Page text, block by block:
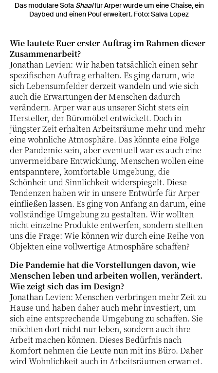
Das modulare Sofa Shaalfür Arper wurde um eine Chaise, ein
Daybed und einen Pouf erweitert. Foto: Salva Lopez
Wie lautete Euer erster Auftrag im Rahmen dieser
Zusammenarbeit?
Jonathan Levien: Wir haben tatsächlich einen sehr
spezifischen Auftrag erhalten. Es ging darum, wie
sich Lebensumfelder derzeit wandeln und wie sich
auch die Erwartungen der Menschen dadurch
verändern. Arper war aus unserer Sicht stets ein
Hersteller, der Büromöbel entwickelt. Doch in
jüngster Zeit erhalten Arbeitsräume mehr und mehr
eine wohnliche Atmosphäre. Das könnte eine Folge
der Pandemie sein, aber eventuell war es auch eine
unvermeidbare Entwicklung. Menschen wollen eine
entspanntere, komfortable Umgebung, die
Schönheit und Sinnlichkeit widerspiegelt. Diese
Tendenzen haben wir in unsere Entwürfe für Arper
einfließen lassen. Es ging von Anfang an darum, eine
vollständige Umgebung zu gestalten. Wir wollten
nicht einzelne Produkte entwerfen, sondern stellten
uns die Frage: Wie können wir durch eine Reihe von
Objekten eine vollwertige Atmosphäre schaffen?
Die Pandemie hat die Vorstellungen davon, wie
Menschen leben und arbeiten wollen, verändert.
Wie zeigt sich das im Design?
Jonathan Levien: Menschen verbringen mehr Zeit zu
Hause und haben daher auch mehr investiert, um
sich eine entsprechende Umgebung zu schaffen. Sie
möchten dort nicht nur leben, sondern auch ihre
Arbeit machen können. Dieses Bedürfnis nach
Komfort nehmen die Leute nun mit ins Büro. Daher
wird Wohnlichkeit auch in Arbeitsräumen erwartet.